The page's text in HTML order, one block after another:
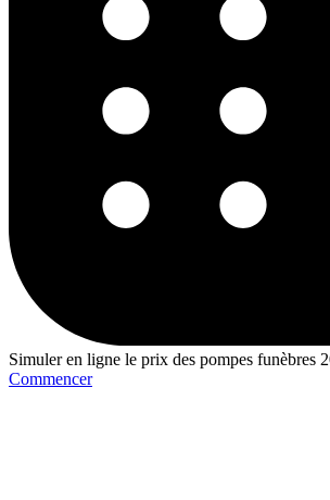
Simuler en ligne le prix des pompes funèbres
Commencer